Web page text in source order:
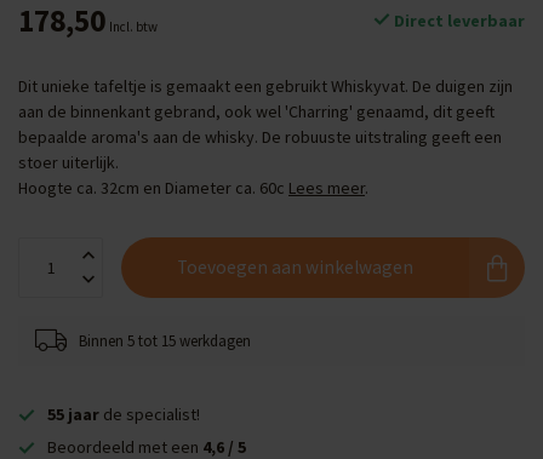
178,50 Incl. btw Direct leverbaar
Dit unieke tafeltje is gemaakt een gebruikt Whiskyvat. De duigen zijn
aan de binnenkant gebrand, ook wel 'Charring' genaamd, dit geeft
bepaalde aroma's aan de whisky. De robuuste uitstraling geeft een
stoer uiterlijk.
Hoogte ca. 32cm en Diameter ca. 60c Lees meer.
Toevoegen aan winkelwagen
Binnen 5 tot 15 werkdagen
55 jaar de specialist!
Beoordeeld met een 4,6 / 5